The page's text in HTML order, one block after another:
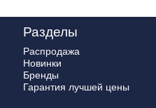
Разделы
Распродажа
Новинки
Бренды
Гарантия лучшей цены